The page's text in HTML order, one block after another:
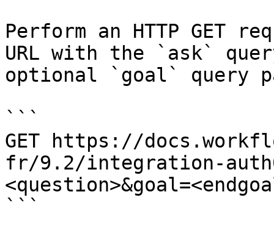
Perform an HTTP GET
URL with the `ask`
optional `goal` query
```
GET https://
fr/9.2/integration-
```